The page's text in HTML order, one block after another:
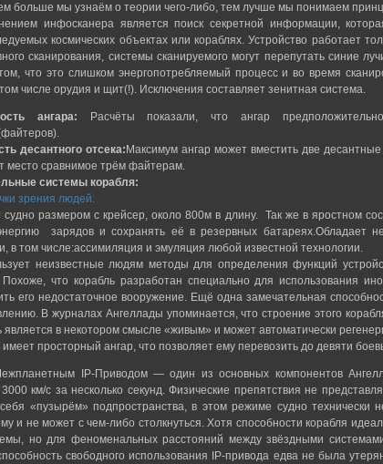
больше мы узнаём о теории чего-либо, тем лучше мы понимаем
инфосканера является поиск секретной информации,
космических объектах или кораблях. Устройство работает
сканирования, системы сканируемого могут перепутать синие
что это слишком энергопотребляемый процесс и во время
числе орудия и щит(!). Исключения составляет зенитная система.
ангара: Расчёты показали, что ангар
десантного отсека: Максимум ангар может вместить две
место сравнимое трём файтерам.
системы корабля:
зрения людей:
судно размером с крейсер, около 800м в длину. Так же в яростном
зарядов и сохранять её в резервных батареях.Обладает
в том числе:ассимиляция и эмуляция любой известной технологии.
неизвестные людям методы для определения функций
что корабль разработан специально для использования
его недостаточное вооружение. Ещё одна замечательная
В журналах Ангеллады упоминается, что строение этого
является в некотором смысле «живым» и может автоматически
имеет просторный ангар, что позволяет ему перевозить до девяти
IP-Приводом — один из основных компонентов
3000 км/с за несколько секунд. Физические препятствия не
«пузырём» подпространства, в этом режиме судно технически
и не может с чем-либо столкнуться. Хотя способности корабля
но для феноменальных расстояний между звёздными
свободного использования IP-привода едва не была